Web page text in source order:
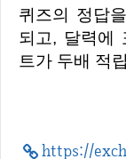
퀴즈의 정답을 맞추면 NJ포인트가 즉시 적립이
되고, 달력에
트가 두배 적
https://